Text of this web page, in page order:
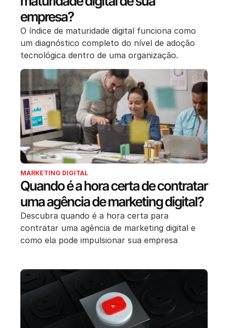
empresa?
O índice de maturidade digital funciona como
um diagnóstico completo do nível de adoção
tecnológica dentro de uma organização.
MARKETING DIGITAL
Quando é a hora certa de contratar
uma agência de marketing digital?
Descubra quando é a hora certa para
contratar uma agência de marketing digital e
como ela pode impulsionar sua empresa